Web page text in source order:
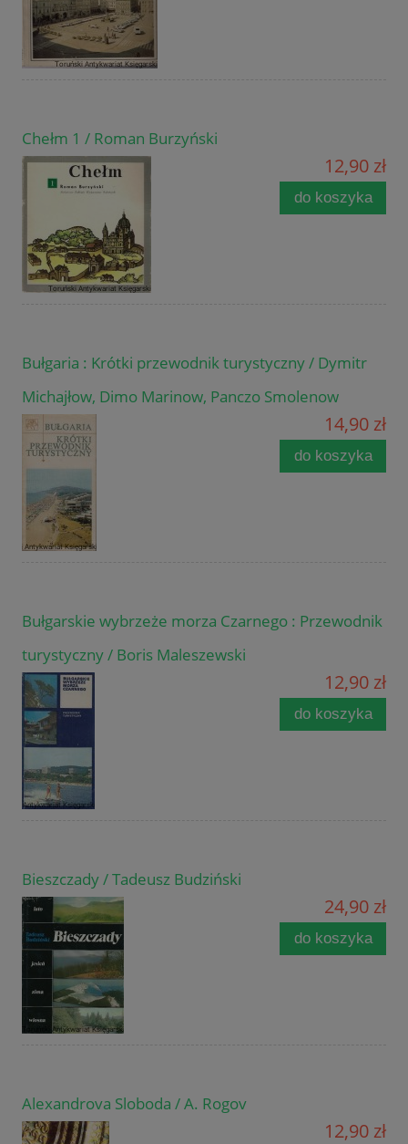
Chełm 1 / Roman Burzyński
12,90 zł
do koszyka
Bułgaria : Krótki przewodnik turystyczny / Dymitr
Michajłow, Dimo Marinow, Panczo Smolenow
14,90 zł
do koszyka
Bułgarskie wybrzeże morza Czarnego : Przewodnik
turystyczny / Boris Maleszewski
12,90 zł
do koszyka
Bieszczady / Tadeusz Budziński
24,90 zł
do koszyka
Alexandrova Sloboda / A. Rogov
12,90 zł